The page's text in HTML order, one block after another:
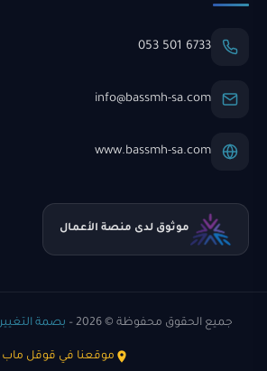
053 501 6733
info@bassmh-sa.com
www.bassmh-sa.com
موثوق لدى منصة الأعمال
جميع الحقوق محفوظة © 2026 – بصمة التغيير
موقعنا في قوقل ماب